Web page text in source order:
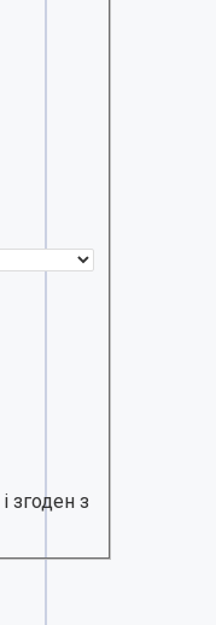
і згоден з